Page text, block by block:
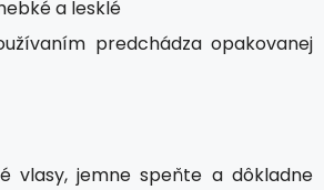
a lesklé
predchádza opakovanej
vlasy, jemne speňte a dôkladne